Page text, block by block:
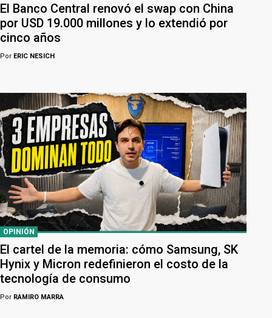
El Banco Central renovó el swap con China
por USD 19.000 millones y lo extendió por
cinco años
Por ERIC NESICH
OPINIÓN
El cartel de la memoria: cómo Samsung, SK
Hynix y Micron redefinieron el costo de la
tecnología de consumo
Por RAMIRO MARRA